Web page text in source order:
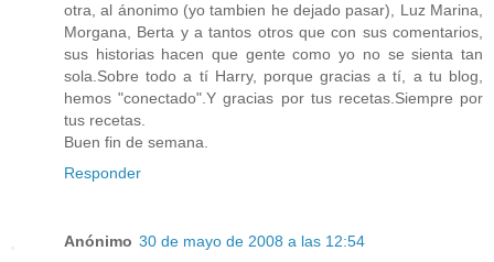
otra, al ánonimo (yo tambien he dejado pasar), Luz Marina,
Morgana, Berta y a tantos otros que con sus comentarios,
sus historias hacen que gente como yo no se sienta tan
sola.Sobre todo a tí Harry, porque gracias a tí, a tu blog,
hemos "conectado".Y gracias por tus recetas.Siempre por
tus recetas.
Buen fin de semana.
Responder
Anónimo 30 de mayo de 2008 a las 12:54